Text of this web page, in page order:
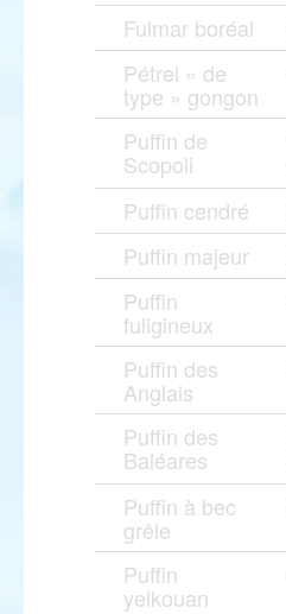
Fulmar boréal
Pétrel « de
type » gongon
Puffin de
Scopoli
Puffin cendré
Puffin majeur
Puffin
fuligineux
Puffin des
Anglais
Puffin des
Baléares
Puffin à bec
grêle
Puffin
yelkouan